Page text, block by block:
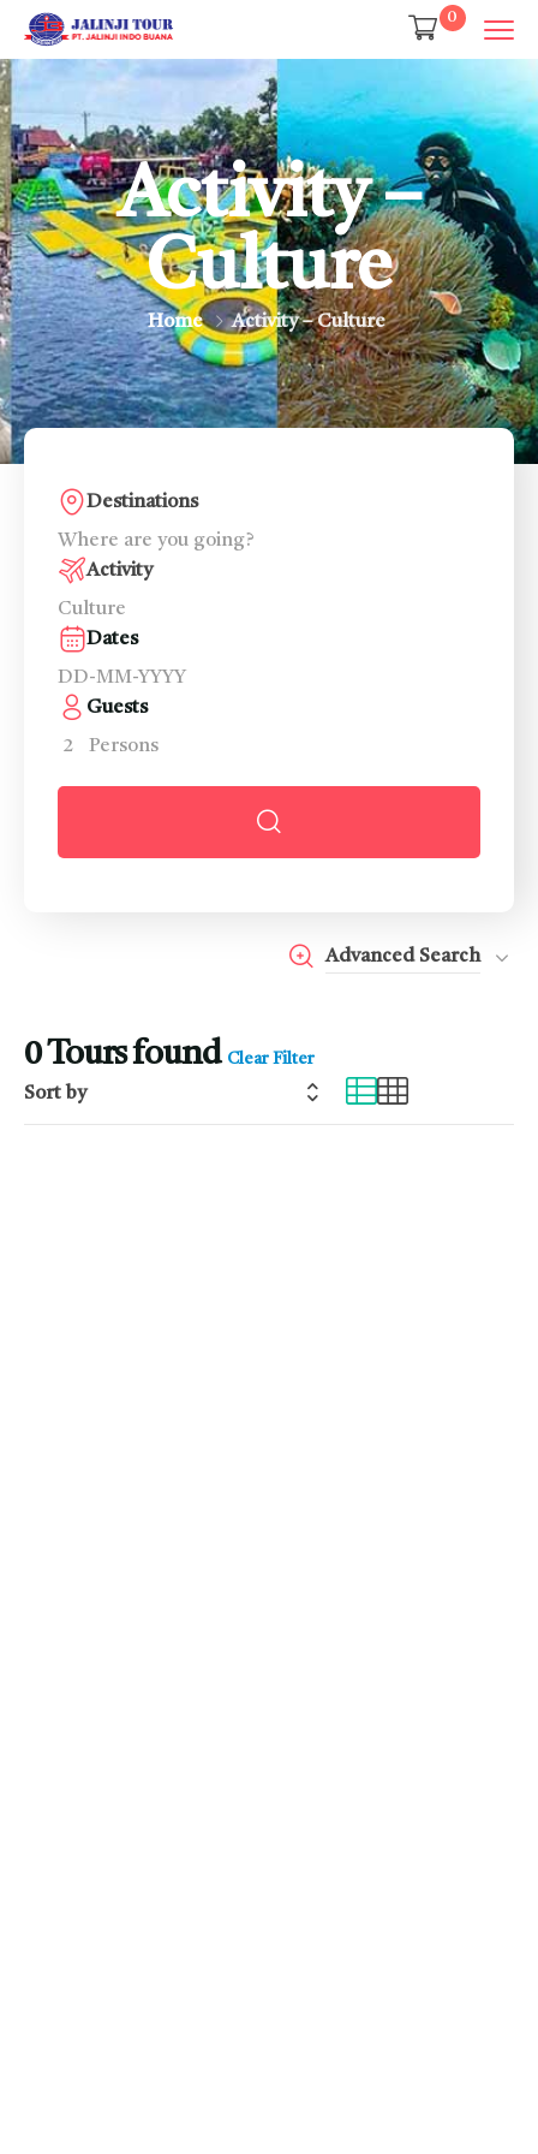
0
Activity –
Culture
Home Activity – Culture
Destinations
Activity
Dates
Guests
2
Persons
Advanced Search
0Tours found Clear Filter